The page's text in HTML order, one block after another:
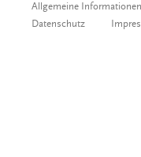
Allgemeine Informationen
Datenschutz